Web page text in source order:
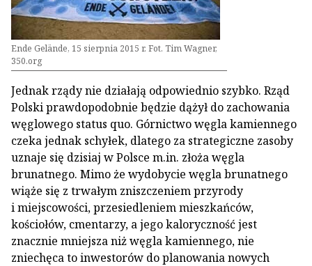
Ende Gelände, 15 sierpnia 2015 r. Fot. Tim Wagner,
350.org
Jednak rządy nie działają odpowiednio szybko. Rząd
Polski prawdopodobnie będzie dążył do zachowania
węglowego status quo. Górnictwo węgla kamiennego
czeka jednak schyłek, dlatego za strategiczne zasoby
uznaje się dzisiaj w Polsce m.in. złoża węgla
brunatnego. Mimo że wydobycie węgla brunatnego
wiąże się z trwałym zniszczeniem przyrody
i miejscowości, przesiedleniem mieszkańców,
kościołów, cmentarzy, a jego kaloryczność jest
znacznie mniejsza niż węgla kamiennego, nie
zniechęca to inwestorów do planowania nowych